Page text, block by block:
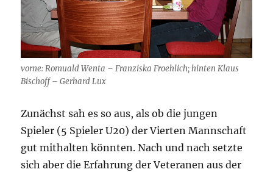
vorne: Romuald Wenta – Franziska Froehlich; hinten Klaus
Bischoff – Gerhard Lux
Zunächst sah es so aus, als ob die jungen
Spieler (5 Spieler U20) der Vierten Mannschaft
gut mithalten könnten. Nach und nach setzte
sich aber die Erfahrung der Veteranen aus der